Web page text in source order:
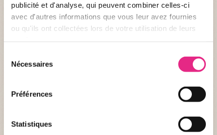
publicité et d'analyse, qui peuvent combiner celles-ci
avec d'autres informations que vous leur avez fournies
ou qu'ils ont collectées lors de votre utilisation de leurs
Nécessaires
Préférences
Statistiques
ACTUALITÉ DU PARC
parc !
Organisée en partenariat avec Le PAL, FWI Organisation vous
permet de découvrir Le PAL autrement ! Traversez Le PAL de
course de 10km dont 7km dans le parc ou pour les plus
courageux, un semi-marathon (21,1km dont 7km dans le parc).